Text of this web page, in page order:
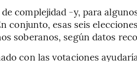
complejidad -y, para
conjunto, esas seis
soberanos, según datos
con las votaciones